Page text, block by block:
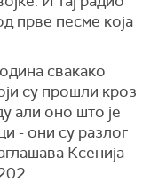
прве песме која
свакако
су прошли кроз
али оно што је
- они су разлог
Ксенија